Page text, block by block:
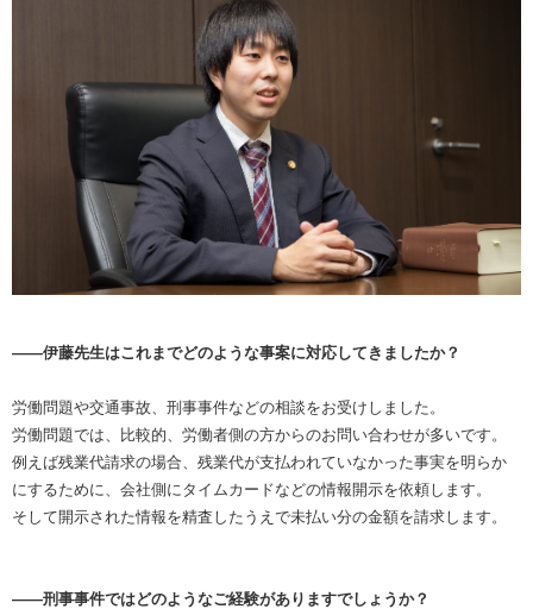
――伊藤先生はこれまでどのような事案に対応してきましたか？
労働問題や交通事故、刑事事件などの相談をお受けしました。
労働問題では、比較的、労働者側の方からのお問い合わせが多いです。
例えば残業代請求の場合、残業代が支払われていなかった事実を明らか
にするために、会社側にタイムカードなどの情報開示を依頼します。
そして開示された情報を精査したうえで未払い分の金額を請求します。
――刑事事件ではどのようなご経験がありますでしょうか？